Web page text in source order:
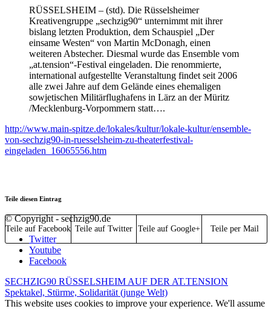
RÜSSELSHEIM – (std). Die Rüsselsheimer
Kreativengruppe „sechzig90“ unternimmt mit ihrer
bislang letzten Produktion, dem Schauspiel „Der
einsame Westen“ von Martin McDonagh, einen
weiteren Abstecher. Diesmal wurde das Ensemble vom
„at.tension“-Festival eingeladen. Die renommierte,
international aufgestellte Veranstaltung findet seit 2006
alle zwei Jahre auf dem Gelände eines ehemaligen
sowjetischen Militärflughafens in Lärz an der Müritz
/Mecklenburg-Vorpommern statt….
http://www.main-spitze.de/lokales/kultur/lokale-kultur/ensemble-
von-sechzig90-in-ruesselsheim-zu-theaterfestival-
eingeladen_16065556.htm
Teile diesen Eintrag
Teile auf Facebook Teile auf Twitter Teile auf Google+ Teile per Mail
© Copyright - sechzig90.de
Twitter
Youtube
Facebook
SECHZIG90 RÜSSELSHEIM AUF DER AT.TENSION
Spektakel, Stürme, Solidarität (junge Welt)
This website uses cookies to improve your experience. We'll assume